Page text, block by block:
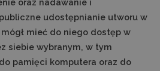
oraz nadawanie i
udostępnianie utworu w
mieć do niego dostęp w
siebie wybranym, w tym
pamięci komputera oraz do